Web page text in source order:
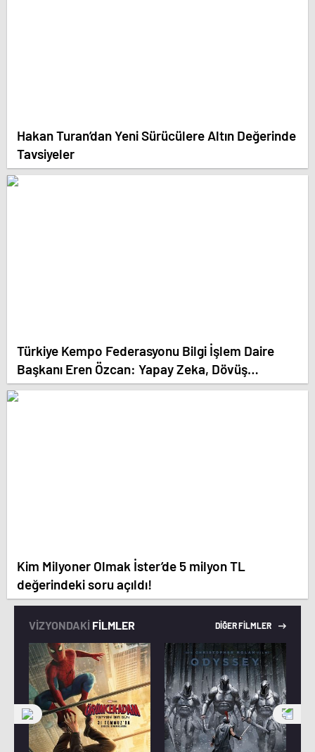
Hakan Turan’dan Yeni Sürücülere Altın Değerinde
Tavsiyeler
Türkiye Kempo Federasyonu Bilgi İşlem Daire
Başkanı Eren Özcan: Yapay Zeka, Dövüş
Sporlarında Yeni Bir Boyut Kazanıyor
Kim Milyoner Olmak İster’de 5 milyon TL
değerindeki soru açıldı!
VİZYONDAKİ FİLMLER DİĞER FİLMLER